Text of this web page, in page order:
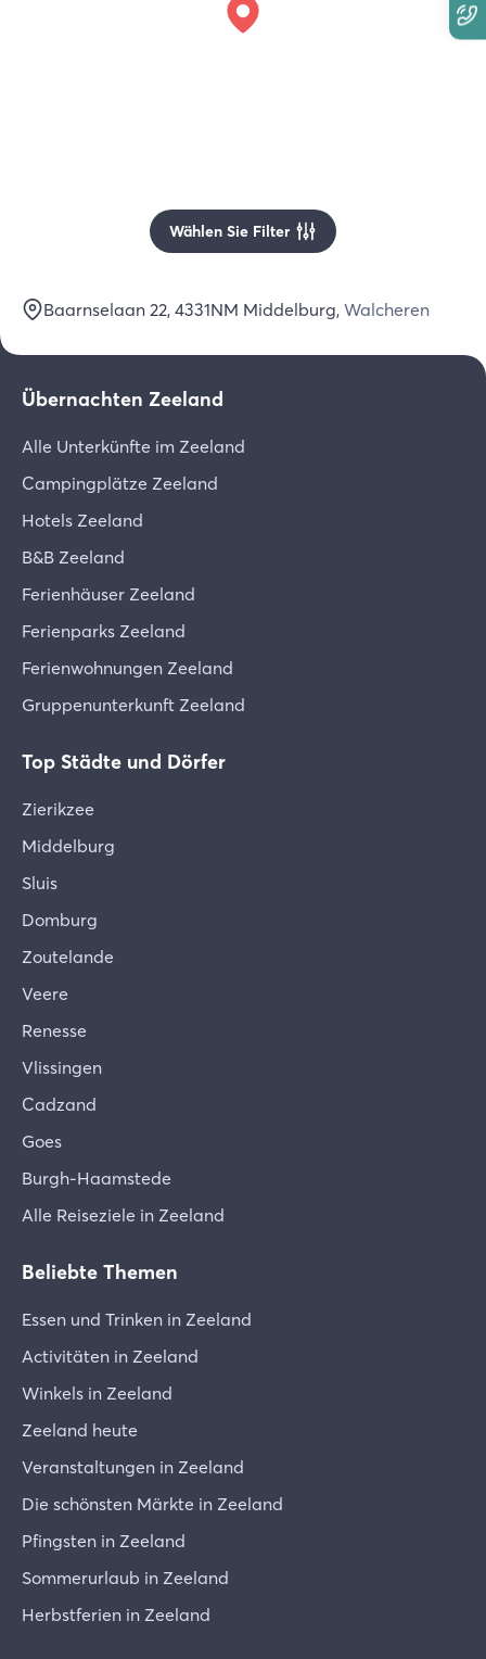
Wählen Sie Filter
Baarnselaan 22, 4331NM Middelburg, Walcheren
Übernachten Zeeland
Alle Unterkünfte im Zeeland
Campingplätze Zeeland
Hotels Zeeland
B&B Zeeland
Ferienhäuser Zeeland
Ferienparks Zeeland
Ferienwohnungen Zeeland
Gruppenunterkunft Zeeland
Top Städte und Dörfer
Zierikzee
Middelburg
Sluis
Domburg
Zoutelande
Veere
Renesse
Vlissingen
Cadzand
Goes
Burgh-Haamstede
Alle Reiseziele in Zeeland
Beliebte Themen
Essen und Trinken in Zeeland
Activitäten in Zeeland
Winkels in Zeeland
Zeeland heute
Veranstaltungen in Zeeland
Die schönsten Märkte in Zeeland
Pfingsten in Zeeland
Sommerurlaub in Zeeland
Herbstferien in Zeeland